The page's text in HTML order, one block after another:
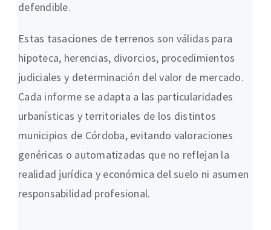
defendible.
Estas tasaciones de terrenos son válidas para
hipoteca, herencias, divorcios, procedimientos
judiciales y determinación del valor de mercado.
Cada informe se adapta a las particularidades
urbanísticas y territoriales de los distintos
municipios de Córdoba, evitando valoraciones
genéricas o automatizadas que no reflejan la
realidad jurídica y económica del suelo ni asumen
responsabilidad profesional.